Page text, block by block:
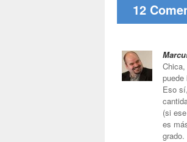
12
puede
Eso
(si
es
grado.